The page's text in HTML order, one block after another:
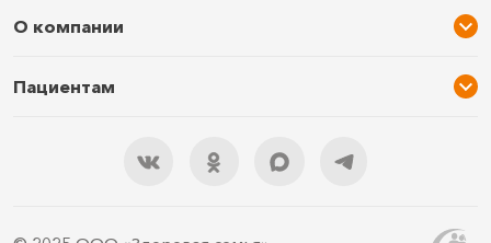
О компании
Услуги и цены
Пациентам
Подарочный сертификат
Правила подготовки